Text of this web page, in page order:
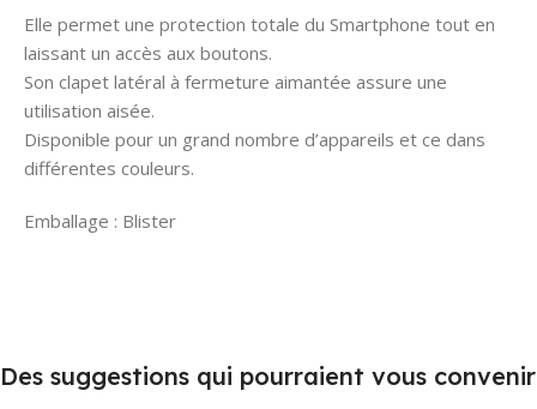
Elle permet une protection totale du Smartphone tout en
laissant un accès aux boutons.
Son clapet latéral à fermeture aimantée assure une
utilisation aisée.
Disponible pour un grand nombre d’appareils et ce dans
différentes couleurs.
Emballage : Blister
Des suggestions qui pourraient vous convenir